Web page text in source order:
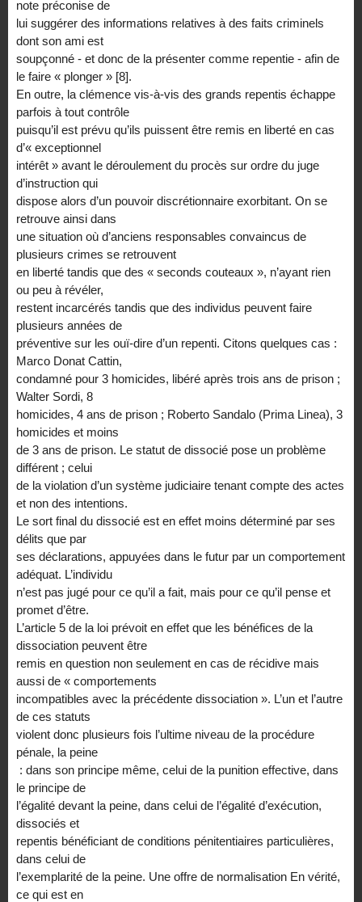
note préconise de
lui suggérer des informations relatives à des faits criminels
dont son ami est
soupçonné - et donc de la présenter comme repentie - afin de
le faire « plonger » [8].
En outre, la clémence vis-à-vis des grands repentis échappe
parfois à tout contrôle
puisqu’il est prévu qu’ils puissent être remis en liberté en cas
d’« exceptionnel
intérêt » avant le déroulement du procès sur ordre du juge
d’instruction qui
dispose alors d’un pouvoir discrétionnaire exorbitant. On se
retrouve ainsi dans
une situation où d’anciens responsables convaincus de
plusieurs crimes se retrouvent
en liberté tandis que des « seconds couteaux », n’ayant rien
ou peu à révéler,
restent incarcérés tandis que des individus peuvent faire
plusieurs années de
préventive sur les ouï-dire d’un repenti. Citons quelques cas :
Marco Donat Cattin,
condamné pour 3 homicides, libéré après trois ans de prison ;
Walter Sordi, 8
homicides, 4 ans de prison ; Roberto Sandalo (Prima Linea), 3
homicides et moins
de 3 ans de prison. Le statut de dissocié pose un problème
différent ; celui
de la violation d’un système judiciaire tenant compte des actes
et non des intentions.
Le sort final du dissocié est en effet moins déterminé par ses
délits que par
ses déclarations, appuyées dans le futur par un comportement
adéquat. L’individu
n’est pas jugé pour ce qu’il a fait, mais pour ce qu’il pense et
promet d’être.
L’article 5 de la loi prévoit en effet que les bénéfices de la
dissociation peuvent être
remis en question non seulement en cas de récidive mais
aussi de « comportements
incompatibles avec la précédente dissociation ». L’un et l’autre
de ces statuts
violent donc plusieurs fois l’ultime niveau de la procédure
pénale, la peine
: dans son principe même, celui de la punition effective, dans
le principe de
l’égalité devant la peine, dans celui de l’égalité d’exécution,
dissociés et
repentis bénéficiant de conditions pénitentiaires particulières,
dans celui de
l’exemplarité de la peine. Une offre de normalisation En vérité,
ce qui est en